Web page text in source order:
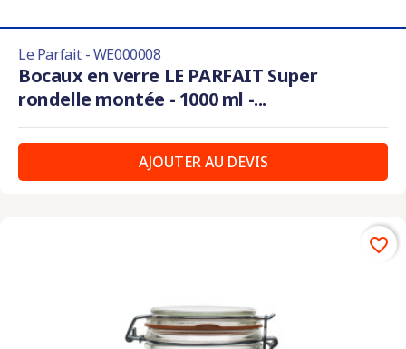
Le Parfait - WE000008
Bocaux en verre LE PARFAIT Super
rondelle montée - 1000 ml -...
AJOUTER AU DEVIS
favorite_border